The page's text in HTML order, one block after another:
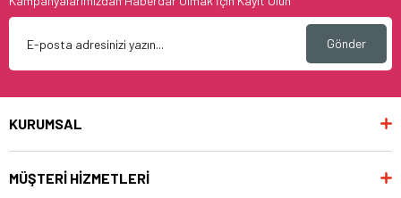
Gönder
KURUMSAL
MÜŞTERİ HİZMETLERİ